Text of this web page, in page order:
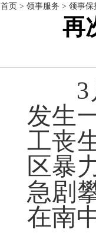
首页 > 领事服务 > 领事保
再
3月
发生
工丧
区暴
急剧
在南